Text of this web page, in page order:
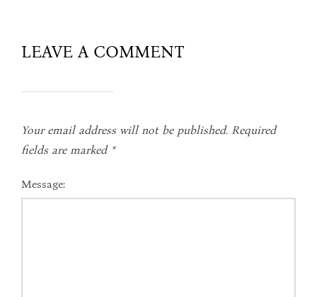
LEAVE A COMMENT
Your email address will not be published. Required
fields are marked *
Message: